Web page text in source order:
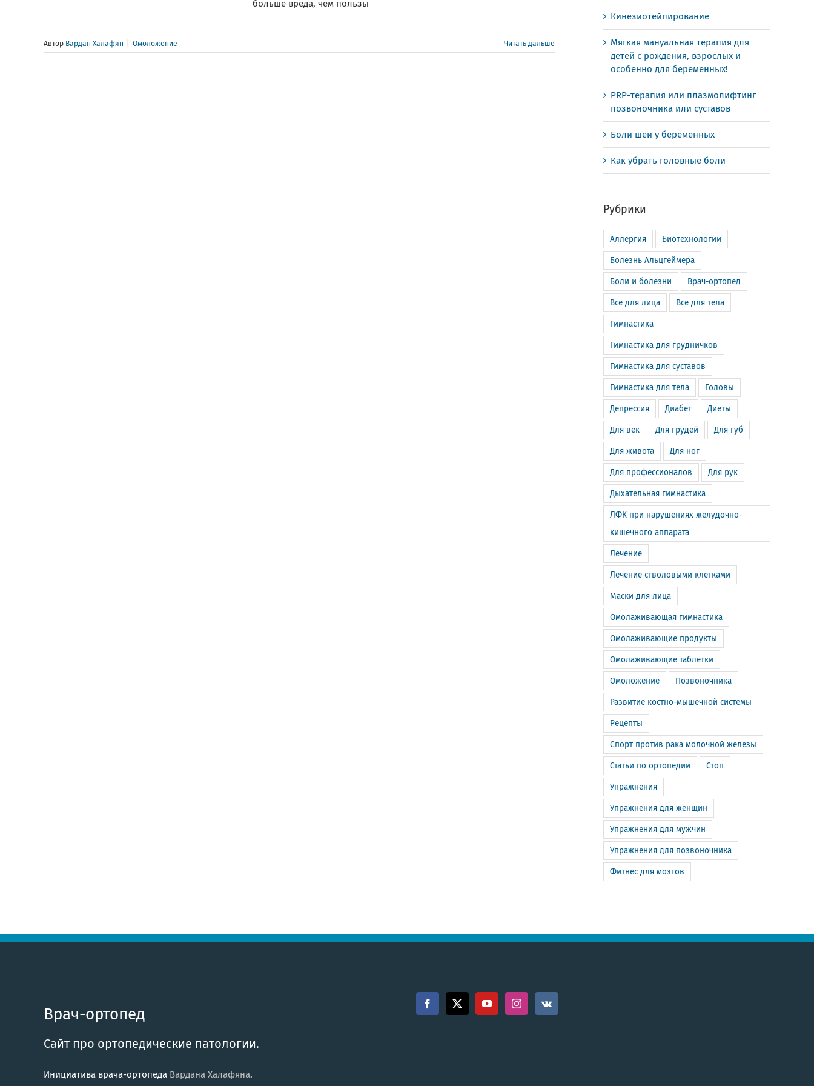
больше вреда, чем пользы
Автор Вардан Халафян Омоложение Читать дальше
Кинезиотейпирование
Мягкая мануальная терапия для
детей с рождения, взрослых и
особенно для беременных!
PRP-терапия или плазмолифтинг
позвоночника или суставов
Боли шеи у беременных
Как убрать головные боли
Рубрики
Аллергия Биотехнологии
Болезнь Альцгеймера
Боли и болезни Врач-ортопед
Всё для лица Всё для тела
Гимнастика
Гимнастика для грудничков
Гимнастика для суставов
Гимнастика для тела Головы
Депрессия Диабет Диеты
Для век Для грудей Для губ
Для живота Для ног
Для профессионалов Для рук
Дыхательная гимнастика
ЛФК при нарушениях желудочно-
кишечного аппарата
Лечение
Лечение стволовыми клетками
Маски для лица
Омолаживающая гимнастика
Омолаживающие продукты
Омолаживающие таблетки
Омоложение Позвоночника
Развитие костно-мышечной системы
Рецепты
Спорт против рака молочной железы
Статьи по ортопедии Стоп
Упражнения
Упражнения для женщин
Упражнения для мужчин
Упражнения для позвоночника
Фитнес для мозгов
Врач-ортопед
Сайт про ортопедические патологии.
Инициатива врача-ортопеда Вардана Халафяна.